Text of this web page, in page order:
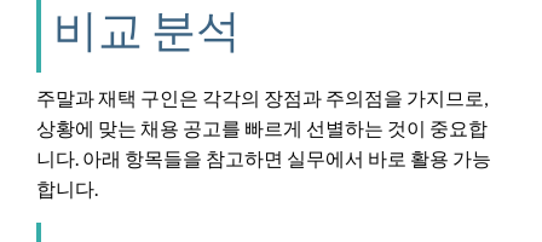
비교 분석
주말과 재택 구인은 각각의 장점과 주의점을 가지므로,
상황에 맞는 채용 공고를 빠르게 선별하는 것이 중요합
니다. 아래 항목들을 참고하면 실무에서 바로 활용 가능
합니다.